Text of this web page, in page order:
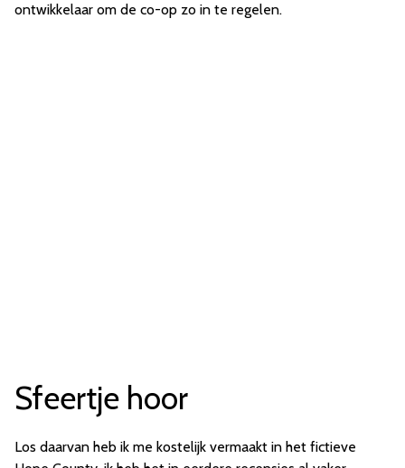
ontwikkelaar om de co-op zo in te regelen.
Sfeertje hoor
Los daarvan heb ik me kostelijk vermaakt in het fictieve